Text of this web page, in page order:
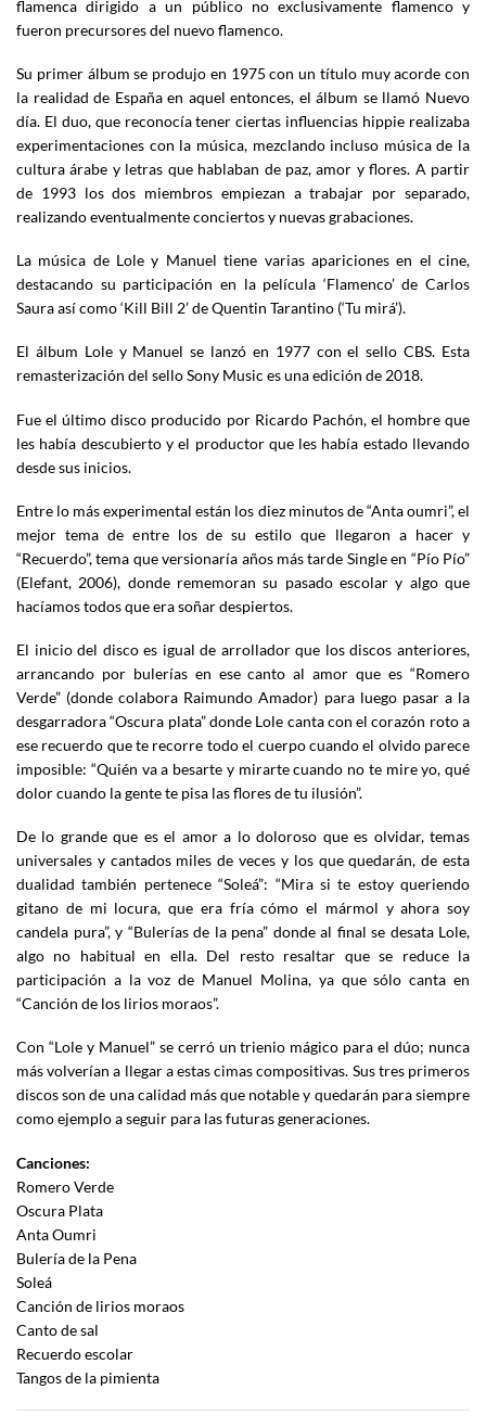
flamenca dirigido a un público no exclusivamente flamenco y
fueron precursores del nuevo flamenco.
Su primer álbum se produjo en 1975 con un título muy acorde con
la realidad de España en aquel entonces, el álbum se llamó Nuevo
día. El duo, que reconocía tener ciertas influencias hippie realizaba
experimentaciones con la música, mezclando incluso música de la
cultura árabe y letras que hablaban de paz, amor y flores. A partir
de 1993 los dos miembros empiezan a trabajar por separado,
realizando eventualmente conciertos y nuevas grabaciones.
La música de Lole y Manuel tiene varias apariciones en el cine,
destacando su participación en la película ‘Flamenco’ de Carlos
Saura así como ‘Kill Bill 2’ de Quentin Tarantino (‘Tu mirá’).
El álbum Lole y Manuel se lanzó en 1977 con el sello CBS. Esta
remasterización del sello Sony Music es una edición de 2018.
Fue el último disco producido por Ricardo Pachón, el hombre que
les había descubierto y el productor que les había estado llevando
desde sus inicios.
Entre lo más experimental están los diez minutos de “Anta oumri”, el
mejor tema de entre los de su estilo que llegaron a hacer y
“Recuerdo”, tema que versionaría años más tarde Single en “Pío Pío”
(Elefant, 2006), donde rememoran su pasado escolar y algo que
hacíamos todos que era soñar despiertos.
El inicio del disco es igual de arrollador que los discos anteriores,
arrancando por bulerías en ese canto al amor que es “Romero
Verde” (donde colabora Raimundo Amador) para luego pasar a la
desgarradora “Oscura plata” donde Lole canta con el corazón roto a
ese recuerdo que te recorre todo el cuerpo cuando el olvido parece
imposible: “Quién va a besarte y mirarte cuando no te mire yo, qué
dolor cuando la gente te pisa las flores de tu ilusión”.
De lo grande que es el amor a lo doloroso que es olvidar, temas
universales y cantados miles de veces y los que quedarán, de esta
dualidad también pertenece “Soleá”: “Mira si te estoy queriendo
gitano de mi locura, que era fría cómo el mármol y ahora soy
candela pura”, y “Bulerías de la pena” donde al final se desata Lole,
algo no habitual en ella. Del resto resaltar que se reduce la
participación a la voz de Manuel Molina, ya que sólo canta en
“Canción de los lirios moraos”.
Con “Lole y Manuel” se cerró un trienio mágico para el dúo; nunca
más volverían a llegar a estas cimas compositivas. Sus tres primeros
discos son de una calidad más que notable y quedarán para siempre
como ejemplo a seguir para las futuras generaciones.
Canciones:
Romero Verde
Oscura Plata
Anta Oumri
Bulería de la Pena
Soleá
Canción de lirios moraos
Canto de sal
Recuerdo escolar
Tangos de la pimienta